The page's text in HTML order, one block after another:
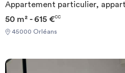
Appartement particulier,
50 m² - 615 €CC
45000 Orléans